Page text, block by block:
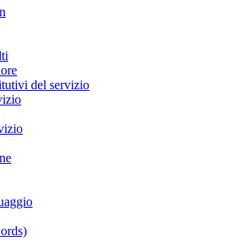
del servizio